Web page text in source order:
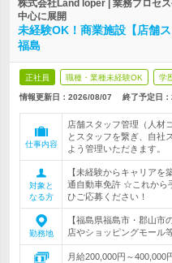
株式会社Land loper | 業務プロセ
中心に展開
未経験OK！商業施設【店舗
福島
正社員 職種・業種未経験OK 学
情報更新日：2026/08/07 終了予定日：
仕事内容
店舗スタッフ管理（人材
とスタッフを繋ぎ、自社
よう管理いただきます。
対象と
なる方
【未経験からキャリア
通自動車免許 ☆これから
ひご応募ください！
勤務地
【福島県福島市・郡山市
店やショッピングモール
月給200,000円～